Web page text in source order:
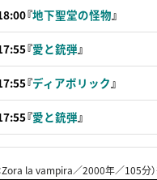
『地下聖堂の怪物』
『愛と銃弾』
『ディアボリック 』
『愛と銃弾』
：Zora la vampira／2000年／105分